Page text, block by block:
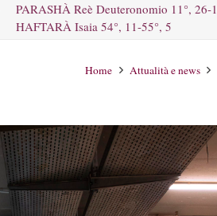
PARASHÀ Reè Deuteronomio 11°, 26-
HAFTARÀ Isaia 54°, 11-55°, 5
Home Attualità e news